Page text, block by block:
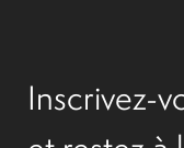
Inscrivez-